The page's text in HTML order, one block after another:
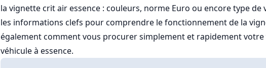
la vignette crit air essence : couleurs, norme Euro ou encore type
les informations clefs pour comprendre le fonctionnement de la
également comment vous procurer simplement et rapidement
véhicule à essence.